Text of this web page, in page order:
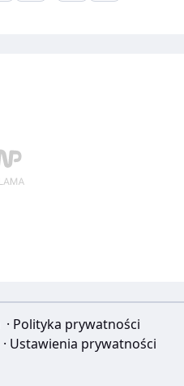
· Polityka prywatności
· Ustawienia prywatności